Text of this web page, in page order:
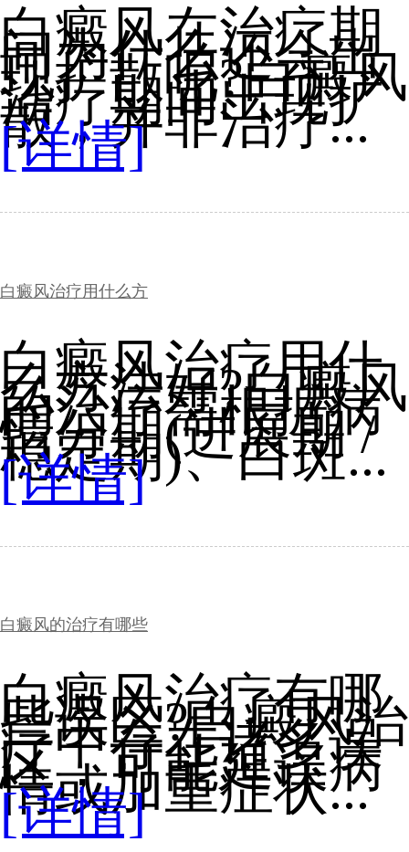
白癜风在治疗期
间为什么还会出
现扩散呢?白癜风
治疗期间出现扩
散，并非治疗...
[详情]
白癜风治疗用什么方
白癜风治疗用什
么方法好?白癜风
的治疗需根据病
情分期(进展期 /
稳定期)、白斑...
[详情]
白癜风的治疗有哪些
白癜风治疗有哪
些误区?白癜风治
疗中存在诸多误
区，可能延误病
情或加重症状...
[详情]